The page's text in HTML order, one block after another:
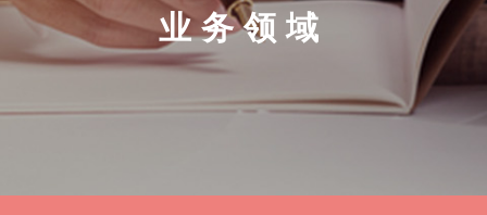
业务领域